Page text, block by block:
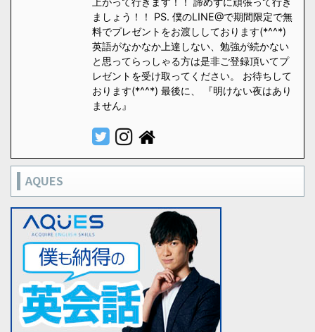
ましょう！！ PS. 僕のLINE@で期間限定で無
料でプレゼントをお渡ししております(*^^*)
英語がなかなか上達しない、勉強が続かない
と思ってらっしゃる方は是非ご登録頂いてプ
レゼントを受け取ってください。 お待ちして
おります(*^^*) 最後に、 『明けない夜はあり
ません』
AQUES